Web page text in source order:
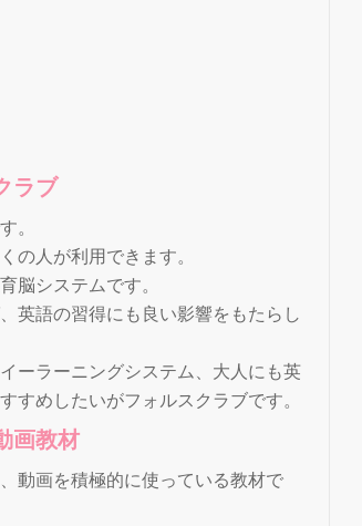
ラブ
。
の人が利用できます。
脳システムです。
英語の習得にも良い影響をもたらし
ーラーニングシステム、大人にも英
すめしたいがフォルスクラブです。
画教材
動画を積極的に使っている教材で